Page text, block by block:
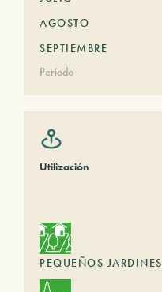
AGOSTO
SEPTIEMBRE
Período
Utilización
PEQUEÑOS JARDINES